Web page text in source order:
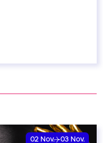
02 Nov. 03 Nov.